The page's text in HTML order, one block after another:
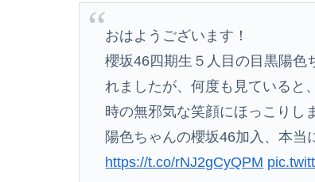
おはようございます！
櫻坂46四期生５人目の目黒陽色
れましたが、何度も見ていると
時の無邪気な笑顔にほっこりし
陽色ちゃんの櫻坂46加入、本当
https://t.co/rNJ2gCyQPM